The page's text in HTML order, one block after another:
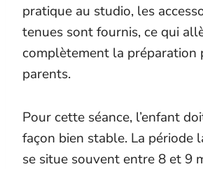
pratique au studio, les
tenues sont fournis, ce qui
complètement la préparation
parents.
Pour cette séance, l’enfant
façon bien stable. La période
se situe souvent entre 8 et 9